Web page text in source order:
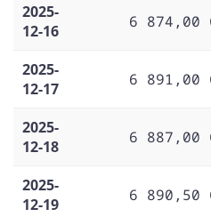
2025-
12-16
6 874,00
2025-
12-17
6 891,00
2025-
12-18
6 887,00
2025-
12-19
6 890,50